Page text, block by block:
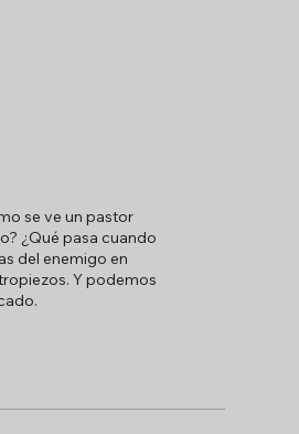
se ve un pastor
¿Qué pasa cuando
del enemigo en
Y podemos